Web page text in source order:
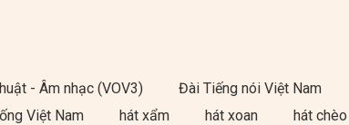
- Âm nhạc (VOV3) Đài Tiếng nói Việt Nam
Việt Nam hát xẩm hát xoan hát chèo